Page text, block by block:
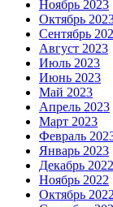
Ноябрь 2023
Октябрь
Сентябрь
Август 2023
Июль 2023
Июнь 2023
Май 2023
Апрель 2023
Март 2023
Февраль
Январь 2023
Декабрь 2022
Ноябрь 2022
Октябрь 2022